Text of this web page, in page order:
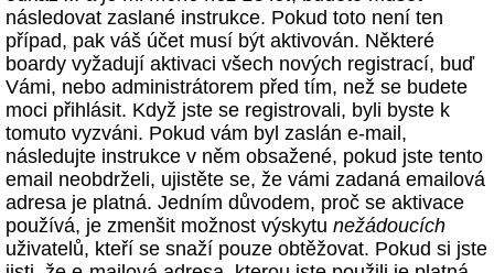
následovat zaslané instrukce. Pokud toto není ten
případ, pak váš účet musí být aktivován. Některé
boardy vyžadují aktivaci všech nových registrací, buď
Vámi, nebo administrátorem před tím, než se budete
moci přihlásit. Když jste se registrovali, byli byste k
tomuto vyzváni. Pokud vám byl zaslán e-mail,
následujte instrukce v něm obsažené, pokud jste tento
email neobdrželi, ujistěte se, že vámi zadaná emailová
adresa je platná. Jedním důvodem, proč se aktivace
používá, je zmenšit možnost výskytu nežádoucích
uživatelů, kteří se snaží pouze obtěžovat. Pokud si jste